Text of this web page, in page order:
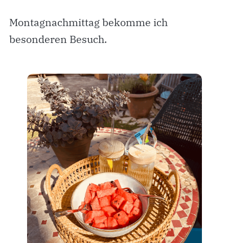
Montagnachmittag bekomme ich
besonderen Besuch.